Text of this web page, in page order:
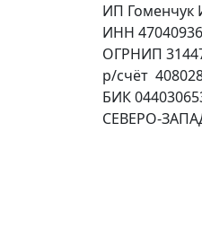
ИП Гоменчук
ИНН
ОГРНИП
р/счёт
БИК
СЕВЕРО-